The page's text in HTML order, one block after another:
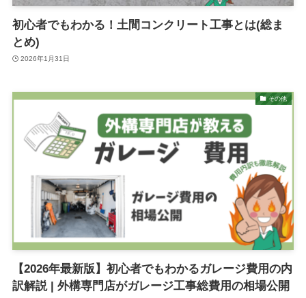
初心者でもわかる！土間コンクリート工事とは(総ま
とめ)
2026年1月31日
その他
【2026年最新版】初心者でもわかるガレージ費用の内
訳解説 | 外構専門店がガレージ工事総費用の相場公開